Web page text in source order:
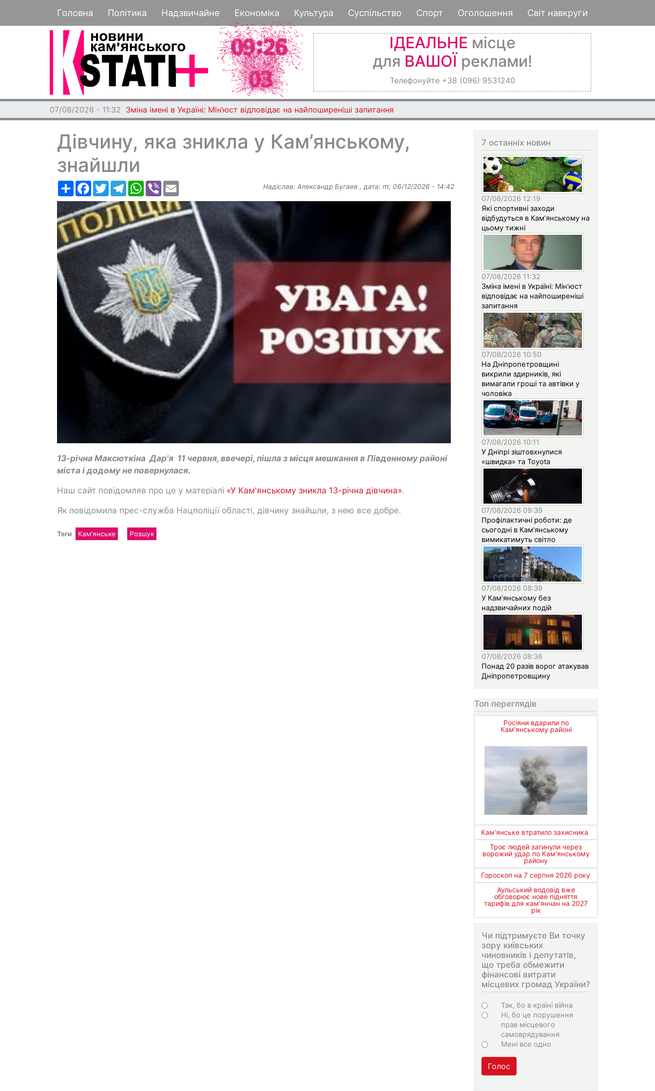
до
основного
Основная навигация
Головна Політика Надзвичайне Економіка Культура Суспільство Спорт Оголошення Світ навкруги
ІДЕАЛЬНЕ місце
для ВАШОЇ реклами!
Телефонуйте +38 (096) 9531240
07/08/2026 - 11:32 Зміна імені в Україні: Мін’юст відповідає на найпоширеніші запитання
Дівчину, яка зникла у Кам’янському,
знайшли
РесурсFacebook
TwitterTelegramWhatsApp
Viber Надіслав: Александр Бугаев , дата: пт, 06/12/2026 - 14:42
13-річна Максюткіна Дар'я 11 червня, ввечері, пішла з місця мешкання в Південному районі
міста і додому не повернулася.
Наш сайт повідомляв про це у матеріалі «У Кам'янському зникла 13-річна дівчина».
Як повідомила прес-служба Нацполіції області, дівчину знайшли, з нею все добре.
Теги Кам'янське Розшук
7 останніх новин
07/08/2026 12:19
Які спортивні заходи
відбудуться в Кам’янському на
цьому тижні
07/08/2026 11:32
Зміна імені в Україні: Мін’юст
відповідає на найпоширеніші
запитання
07/08/2026 10:50
На Дніпропетровщині
викрили здирників, які
вимагали гроші та автівки у
чоловіка
07/08/2026 10:11
У Дніпрі зіштовхнулися
«швидка» та Toyota
07/08/2026 09:39
Профілактичні роботи: де
сьогодні в Кам'янському
вимикатимуть світло
07/08/2026 08:39
У Кам’янському без
надзвичайних подій
07/08/2026 08:36
Понад 20 разів ворог атакував
Дніпропетровщину
Топ переглядів
Росіяни вдарили по
Кам'янському районі
Кам'янське втратило захисника
Троє людей загинули через
ворожий удар по Кам'янському
району
Гороскоп на 7 серпня 2026 року
Аульський водовід вже
обговорює нове підняття
тарифів для кам’янчан на 2027
рік
Чи підтримуєте Ви точку
зору київських
чиновників і депутатів,
що треба обмежити
фінансові витрати
місцевих громад України?
Варіанти
Так, бо в країні війна
Ні, бо це порушення
прав місцевого
самоврядування
Мені все одно
Голос